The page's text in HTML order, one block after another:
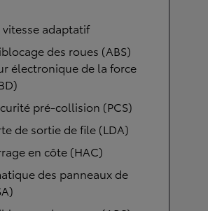
adaptatif
des roues (ABS)
électronique de la force
pré-collision (PCS)
de sortie de file (LDA)
en côte (HAC)
des panneaux de